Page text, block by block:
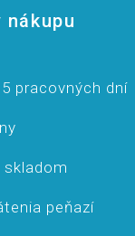
nákupu
pracovných dní
skladom
peňazí